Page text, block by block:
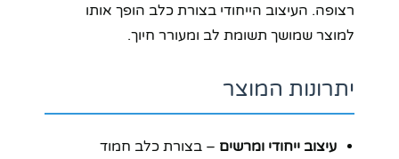
רצופה. העיצוב הייחודי בצורת כלב הופך אותו
למוצר שמושך תשומת לב ומעורר חיוך.
יתרונות המוצר
עיצוב ייחודי ומרשים – בצורת כלב חמוד